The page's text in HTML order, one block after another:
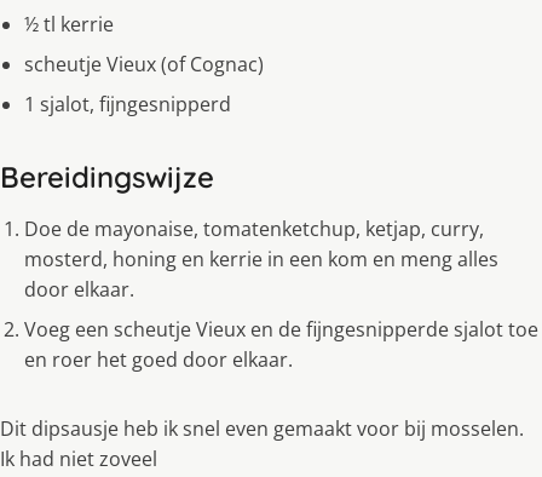
½ tl kerrie
scheutje Vieux (of Cognac)
1 sjalot, fijngesnipperd
Bereidingswijze
Doe de mayonaise, tomatenketchup, ketjap, curry,
mosterd, honing en kerrie in een kom en meng alles
door elkaar.
Voeg een scheutje Vieux en de fijngesnipperde sjalot toe
en roer het goed door elkaar.
Dit dipsausje heb ik snel even gemaakt voor bĳ mosselen.
Ik had niet zoveel